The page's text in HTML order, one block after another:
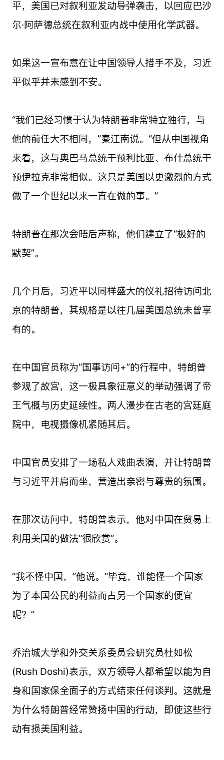
平，美国已对叙利亚发动导弹袭击，以回应巴沙
尔·阿萨德总统在叙利亚内战中使用化学武器。
如果这一宣布意在让中国领导人措手不及，习近
平似乎并未感到不安。
“我们已经习惯于认为特朗普非常特立独行，与
他的前任大不相同，”秦江南说。“但从中国视角
来看，这与奥巴马总统干预利比亚、布什总统干
预伊拉克非常相似。这只是美国以更激烈的方式
做了一个世纪以来一直在做的事。”
特朗普在那次会晤后声称，他们建立了“极好的
默契”。
几个月后，习近平以同样盛大的仪礼招待访问北
京的特朗普，其规格是以往几届美国总统未曾享
有的。
在中国官员称为“国事访问+”的行程中，特朗普
参观了故宫，这一极具象征意义的举动强调了帝
王气概与历史延续性。两人漫步在古老的宫廷庭
院中，电视摄像机紧随其后。
中国官员安排了一场私人戏曲表演，并让特朗普
与习近平并肩而坐，营造出亲密与尊贵的氛围。
在那次访问中，特朗普表示，他对中国在贸易上
利用美国的做法“很欣赏”。
“我不怪中国，”他说。“毕竟，谁能怪一个国家
为了本国公民的利益而占另一个国家的便宜
呢？”
乔治城大学和外交关系委员会研究员杜如松
(Rush Doshi)表示，双方领导人都希望以能为自
身和国家保全面子的方式结束任何谈判。这就是
为什么特朗普经常赞扬中国的行动，即使这些行
动有损美国利益。